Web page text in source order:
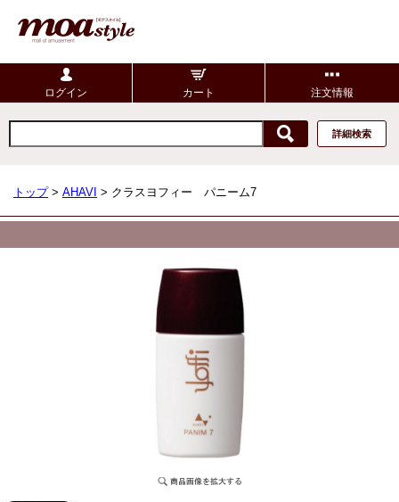
ログイン カート 注文情報
詳細検索
トップ> AHAVI > クラスヨフィー パニーム7